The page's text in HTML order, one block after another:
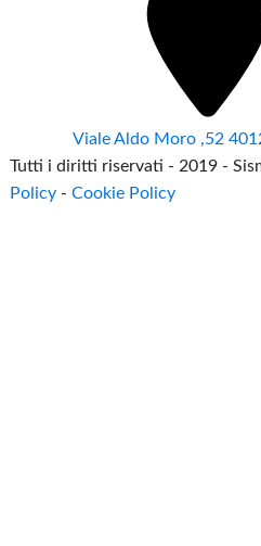
Viale Aldo Moro ,52
Tutti i diritti riservati - 2019 -
Policy -Cookie Policy